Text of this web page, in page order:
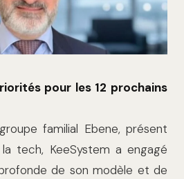
pour les 12 prochains
familial Ebene, présent
tech, KeeSystem a engagé
de son modèle et de